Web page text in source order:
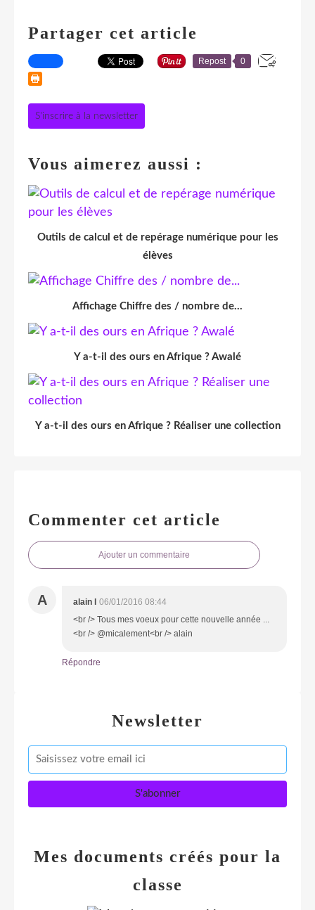
Partager cet article
Repost 0
S'inscrire à la newsletter
Vous aimerez aussi :
Outils de calcul et de repérage numérique pour les
élèves
Affichage Chiffre des / nombre de...
Y a-t-il des ours en Afrique ? Awalé
Y a-t-il des ours en Afrique ? Réaliser une collection
Commenter cet article
Ajouter un commentaire
A alain l 06/01/2016 08:44
<br /> Tous mes voeux pour cette nouvelle année ...
<br /> @micalement<br /> alain
Répondre
Newsletter
Mes documents créés pour la
classe